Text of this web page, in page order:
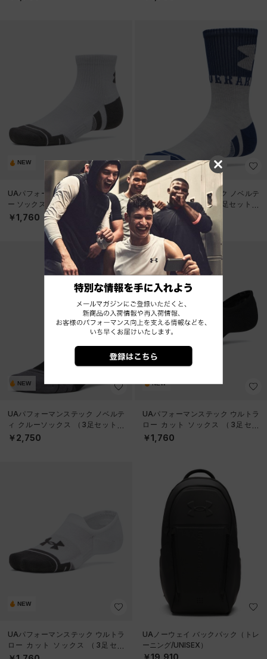
NEW
UAパフォーマンステック クオータ
ー ソックス （3足セット）（トレー
ニング/UNISEX）
￥1,760
NEW
UAパフォーマンステック ノベルテ
ィ クルーソックス （3足セット）
（トレーニング/UNISEX）
￥2,750
NEW
UAパフォーマンステック ノベルテ
ィ クルーソックス （3足セット）
（トレーニング/UNISEX）
￥2,750
NEW
UAパフォーマンステック ウルトラ
ロー カット ソックス （3足セッ
ト）（トレーニング/UNISEX）
￥1,760
NEW
UAパフォーマンステック ウルトラ
ロー カット ソックス （3足セッ
ト）（トレーニング/UNISEX）
UAノーウェイ バックパック（トレ
ーニング/UNISEX）